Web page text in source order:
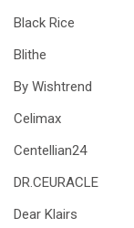
Black Rice
Blithe
By Wishtrend
Celimax
Centellian24
DR.CEURACLE
Dear Klairs